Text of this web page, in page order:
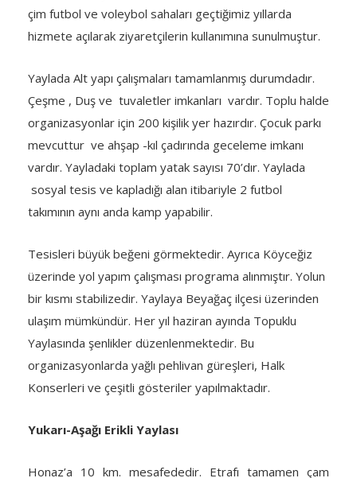
çim futbol ve voleybol sahaları geçtiğimiz yıllarda
hizmete açılarak ziyaretçilerin kullanımına sunulmuştur.
Yaylada Alt yapı çalışmaları tamamlanmış durumdadır.
Çeşme , Duş ve tuvaletler imkanları vardır. Toplu halde
organizasyonlar için 200 kişilik yer hazırdır. Çocuk parkı
mevcuttur ve ahşap -kıl çadırında geceleme imkanı
vardır. Yayladaki toplam yatak sayısı 70’dır. Yaylada
sosyal tesis ve kapladığı alan itibariyle 2 futbol
takımının aynı anda kamp yapabilir.
Tesisleri büyük beğeni görmektedir. Ayrıca Köyceğiz
üzerinde yol yapım çalışması programa alınmıştır. Yolun
bir kısmı stabilizedir. Yaylaya Beyağaç ilçesi üzerinden
ulaşım mümkündür. Her yıl haziran ayında Topuklu
Yaylasında şenlikler düzenlenmektedir. Bu
organizasyonlarda yağlı pehlivan güreşleri, Halk
Konserleri ve çeşitli gösteriler yapılmaktadır.
Yukarı-Aşağı Erikli Yaylası
Honaz’a 10 km. mesafededir. Etrafı tamamen çam